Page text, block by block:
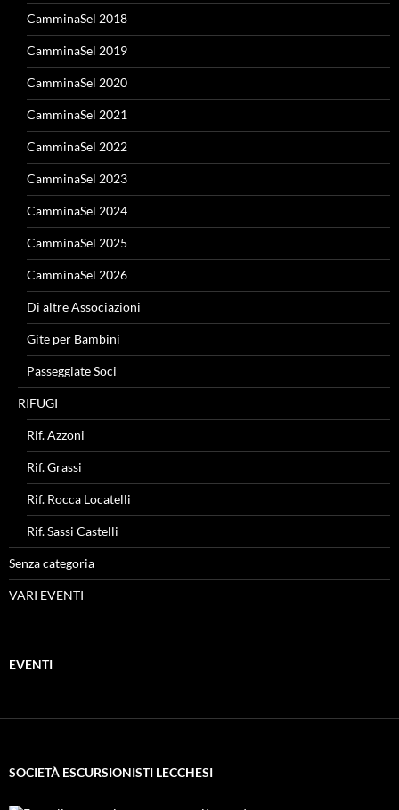
CamminaSel 2018
CamminaSel 2019
CamminaSel 2020
CamminaSel 2021
CamminaSel 2022
CamminaSel 2023
CamminaSel 2024
CamminaSel 2025
CamminaSel 2026
Di altre Associazioni
Gite per Bambini
Passeggiate Soci
RIFUGI
Rif. Azzoni
Rif. Grassi
Rif. Rocca Locatelli
Rif. Sassi Castelli
Senza categoria
VARI EVENTI
EVENTI
SOCIETÀ ESCURSIONISTI LECCHESI